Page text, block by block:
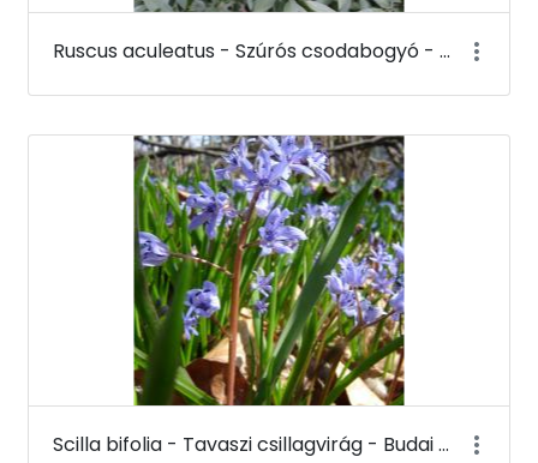
Ruscus aculeatus - Szúrós csodabogyó - Budai Arborétum
Scilla bifolia - Tavaszi csillagvirág - Budai Arborétum